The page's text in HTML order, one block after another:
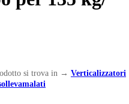
si trova in → Verticalizzatori